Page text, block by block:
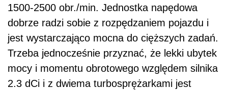
1500-2500 obr./min. Jednostka napędowa
dobrze radzi sobie z rozpędzaniem pojazdu i
jest wystarczająco mocna do cięższych zadań.
Trzeba jednocześnie przyznać, że lekki ubytek
mocy i momentu obrotowego względem silnika
2.3 dCi i z dwiema turbosprężarkami jest